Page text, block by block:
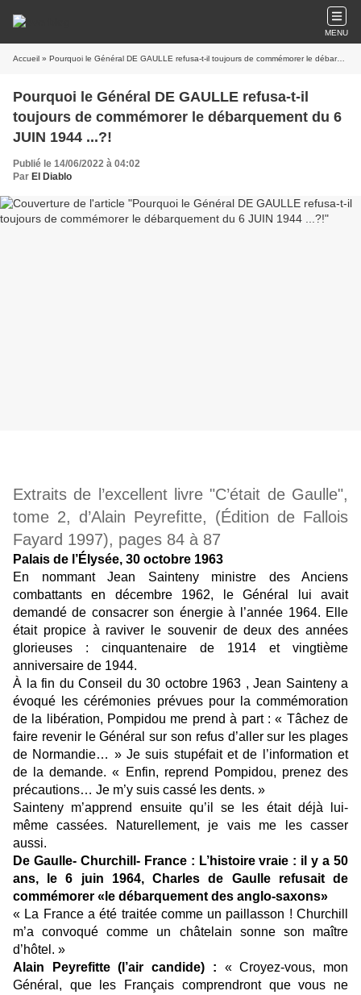
MENU
Accueil » Pourquoi le Général DE GAULLE refusa-t-il toujours de commémorer le débarquement du 6 JUIN 1944 ...?!
Pourquoi le Général DE GAULLE refusa-t-il
toujours de commémorer le débarquement du 6
JUIN 1944 ...?!
Publié le 14/06/2022 à 04:02
Par El Diablo
Extraits de l’excellent livre "C’était de Gaulle",
tome 2, d’Alain Peyrefitte, (Édition de Fallois
Fayard 1997), pages 84 à 87
Palais de l’Élysée, 30 octobre 1963
En nommant Jean Sainteny ministre des Anciens
combattants en décembre 1962, le Général lui avait
demandé de consacrer son énergie à l’année 1964. Elle
était propice à raviver le souvenir de deux des années
glorieuses : cinquantenaire de 1914 et vingtième
anniversaire de 1944.
À la fin du Conseil du 30 octobre 1963 , Jean Sainteny a
évoqué les cérémonies prévues pour la commémoration
de la libération, Pompidou me prend à part : « Tâchez de
faire revenir le Général sur son refus d’aller sur les plages
de Normandie… » Je suis stupéfait et de l’information et
de la demande. « Enfin, reprend Pompidou, prenez des
précautions… Je m’y suis cassé les dents. »
Sainteny m’apprend ensuite qu’il se les était déjà lui-
même cassées. Naturellement, je vais me les casser
aussi.
De Gaulle- Churchill- France : L’histoire vraie : il y a 50
ans, le 6 juin 1964, Charles de Gaulle refusait de
commémorer «le débarquement des anglo-saxons»
« La France a été traitée comme un paillasson ! Churchill
m’a convoqué comme un châtelain sonne son maître
d’hôtel. »
Alain Peyrefitte (l’air candide) : « Croyez-vous, mon
Général, que les Français comprendront que vous ne